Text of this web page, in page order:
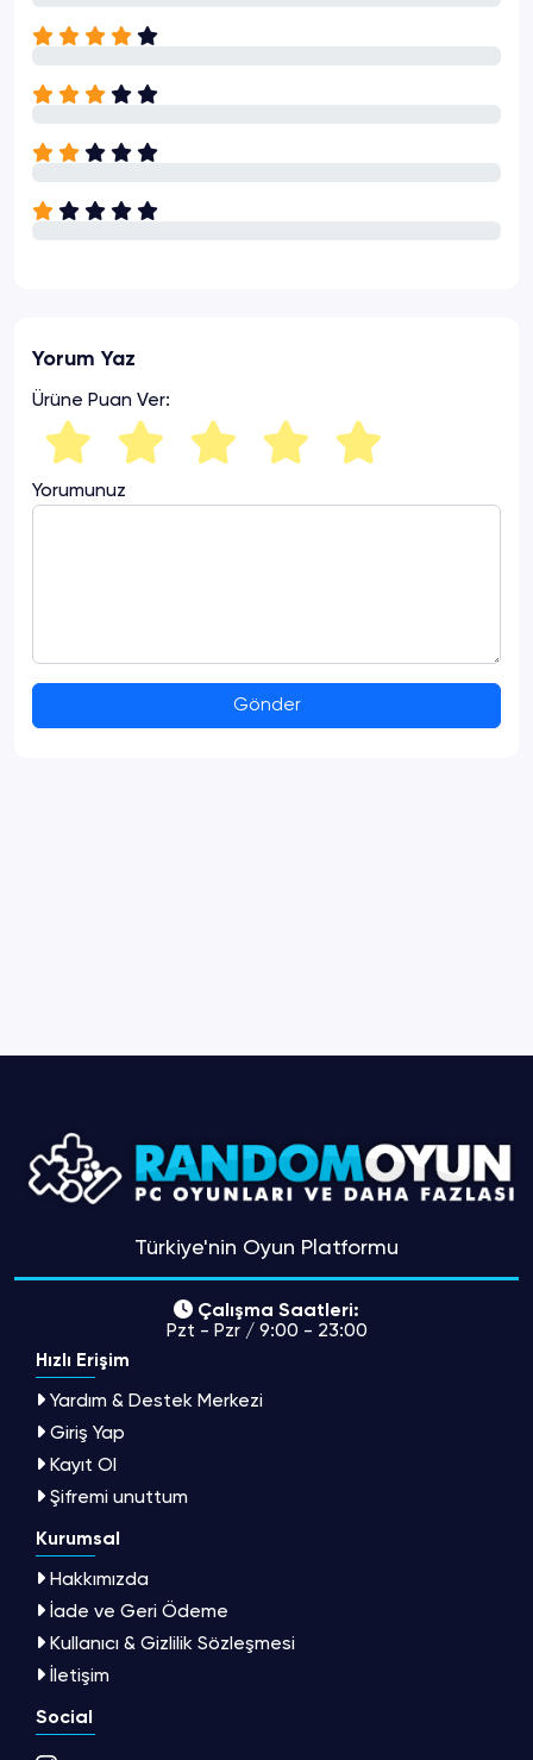
Yorum Yaz
Ürüne Puan Ver:
Yorumunuz
Gönder
Türkiye'nin Oyun Platformu
Çalışma Saatleri:
Pzt - Pzr / 9:00 - 23:00
Hızlı Erişim
Yardım & Destek Merkezi
Giriş Yap
Kayıt Ol
Şifremi unuttum
Kurumsal
Hakkımızda
İade ve Geri Ödeme
Kullanıcı & Gizlilik Sözleşmesi
İletişim
Social